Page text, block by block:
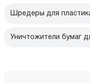
Шредеры для
Уничтожители бумаг